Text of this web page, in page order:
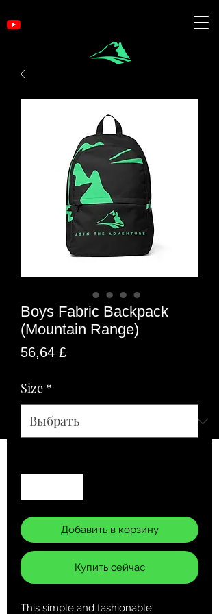
Boys Fabric Backpack
(Mountain Range)
56,64 £Цена
Size *
Добавить в корзину
Купить сейчас
This simple and fashionable